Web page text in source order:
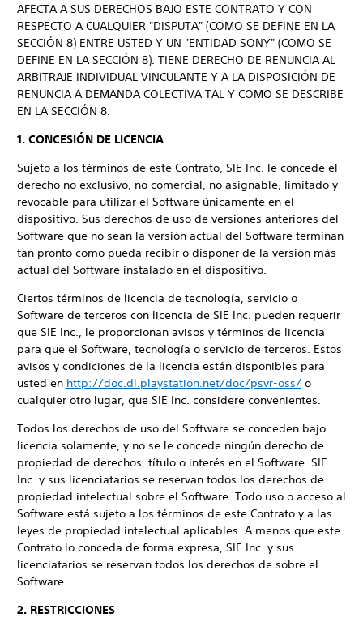
AFECTA A SUS DERECHOS BAJO ESTE CONTRATO Y CON
RESPECTO A CUALQUIER "DISPUTA" (COMO SE DEFINE EN LA
SECCIÓN 8) ENTRE USTED Y UN "ENTIDAD SONY" (COMO SE
DEFINE EN LA SECCIÓN 8). TIENE DERECHO DE RENUNCIA AL
ARBITRAJE INDIVIDUAL VINCULANTE Y A LA DISPOSICIÓN DE
RENUNCIA A DEMANDA COLECTIVA TAL Y COMO SE DESCRIBE
EN LA SECCIÓN 8.
1. CONCESIÓN DE LICENCIA
Sujeto a los términos de este Contrato, SIE Inc. le concede el
derecho no exclusivo, no comercial, no asignable, limitado y
revocable para utilizar el Software únicamente en el
dispositivo. Sus derechos de uso de versiones anteriores del
Software que no sean la versión actual del Software terminan
tan pronto como pueda recibir o disponer de la versión más
actual del Software instalado en el dispositivo.
Ciertos términos de licencia de tecnología, servicio o
Software de terceros con licencia de SIE Inc. pueden requerir
que SIE Inc., le proporcionan avisos y términos de licencia
para que el Software, tecnología o servicio de terceros. Estos
avisos y condiciones de la licencia están disponibles para
usted en http://doc.dl.playstation.net/doc/psvr-oss/ o
cualquier otro lugar, que SIE Inc. considere convenientes.
Todos los derechos de uso del Software se conceden bajo
licencia solamente, y no se le concede ningún derecho de
propiedad de derechos, título o interés en el Software. SIE
Inc. y sus licenciatarios se reservan todos los derechos de
propiedad intelectual sobre el Software. Todo uso o acceso al
Software está sujeto a los términos de este Contrato y a las
leyes de propiedad intelectual aplicables. A menos que este
Contrato lo conceda de forma expresa, SIE Inc. y sus
licenciatarios se reservan todos los derechos de sobre el
Software.
2. RESTRICCIONES